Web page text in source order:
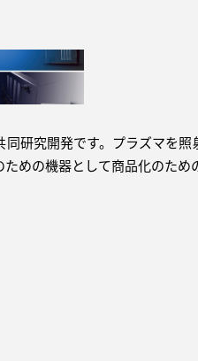
研究開発です。プラズマを
めの機器として商品化のため